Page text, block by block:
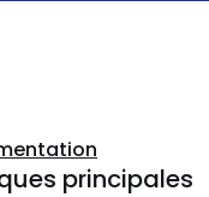
principales